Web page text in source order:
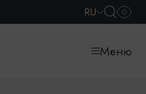
RU
Меню